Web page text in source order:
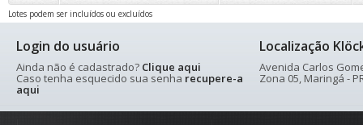
Lotes podem ser incluídos ou excluídos
Login do usuário
Ainda não é cadastrado? Clique aqui
Caso tenha esquecido sua senha recupere-a
aqui
Localização
Avenida Carlos
Zona 05, Maringá -